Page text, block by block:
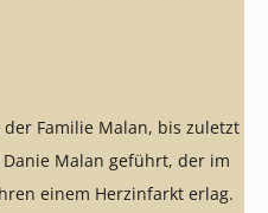
Familie Malan, bis zuletzt
Malan geführt, der im
einem Herzinfarkt erlag.